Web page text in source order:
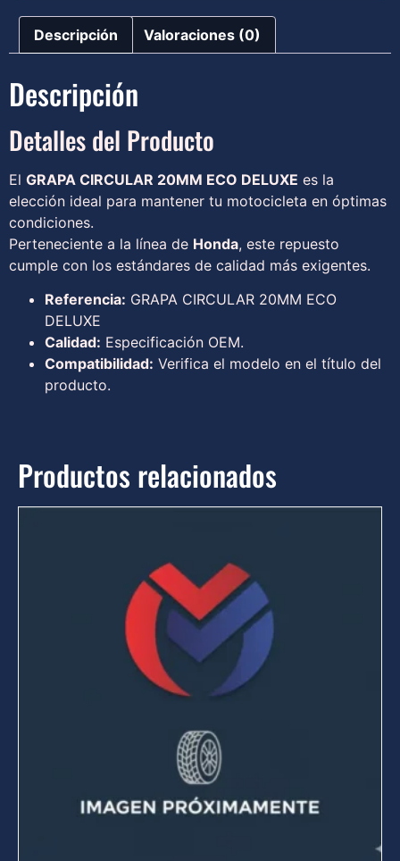
Descripción Valoraciones (0)
Descripción
Detalles del Producto
El GRAPA CIRCULAR 20MM ECO DELUXE es la
elección ideal para mantener tu motocicleta en óptimas
condiciones.
Perteneciente a la línea de Honda, este repuesto
cumple con los estándares de calidad más exigentes.
Referencia: GRAPA CIRCULAR 20MM ECO
DELUXE
Calidad: Especificación OEM.
Compatibilidad: Verifica el modelo en el título del
producto.
Productos relacionados